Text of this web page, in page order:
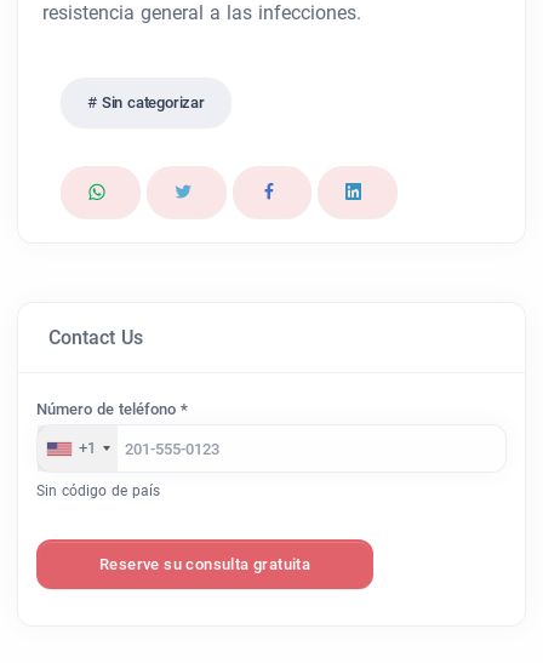
resistencia general a las infecciones.
Sin categorizar
Contact Us
Número de teléfono *
+1
Sin código de país
Reserve su consulta gratuita